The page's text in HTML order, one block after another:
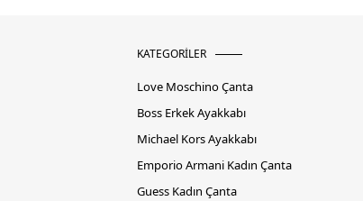
KATEGORİLER
Love Moschino Çanta
Boss Erkek Ayakkabı
Michael Kors Ayakkabı
Emporio Armani Kadın Çanta
Guess Kadın Çanta